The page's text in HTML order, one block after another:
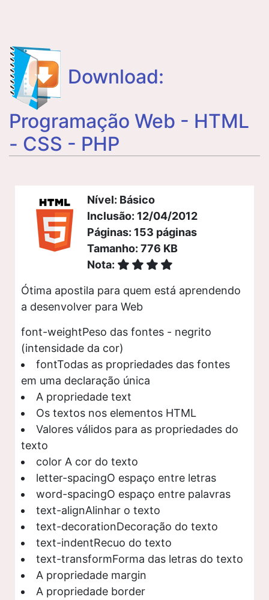
Download:
Programação Web - HTML
- CSS - PHP
Nível: Básico
Inclusão: 12/04/2012
Páginas: 153 páginas
Tamanho: 776 KB
Nota:
Ótima apostila para quem está aprendendo
a desenvolver para Web
font-weightPeso das fontes - negrito
(intensidade da cor)
fontTodas as propriedades das fontes
em uma declaração única
A propriedade text
Os textos nos elementos HTML
Valores válidos para as propriedades do
texto
color A cor do texto
letter-spacingO espaço entre letras
word-spacingO espaço entre palavras
text-alignAlinhar o texto
text-decorationDecoração do texto
text-indentRecuo do texto
text-transformForma das letras do texto
A propriedade margin
A propriedade border